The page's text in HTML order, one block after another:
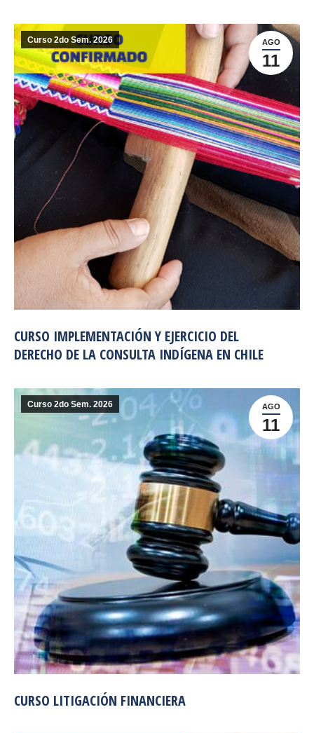
AGO
11
Curso 2do Sem. 2026
CURSO IMPLEMENTACIÓN Y EJERCICIO DEL
DERECHO DE LA CONSULTA INDÍGENA EN CHILE
AGO
11
Curso 2do Sem. 2026
CURSO LITIGACIÓN FINANCIERA